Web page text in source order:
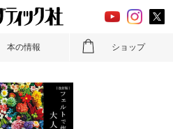
本の情報 ショップ